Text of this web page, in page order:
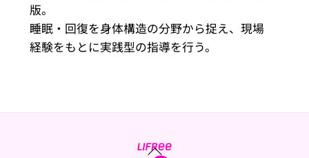
版。
睡眠・回復を身体構造の分野から捉え、現場
経験をもとに実践型の指導を行う。
Back